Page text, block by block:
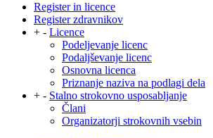
Register in licence
Register zdravnikov
+ - Licence
Podeljevanje licenc
Podaljševanje licenc
Osnovna licenca
Priznanje naziva na podlagi dela
+ - Stalno strokovno usposabljanje
Člani
Organizatorji strokovnih vsebin